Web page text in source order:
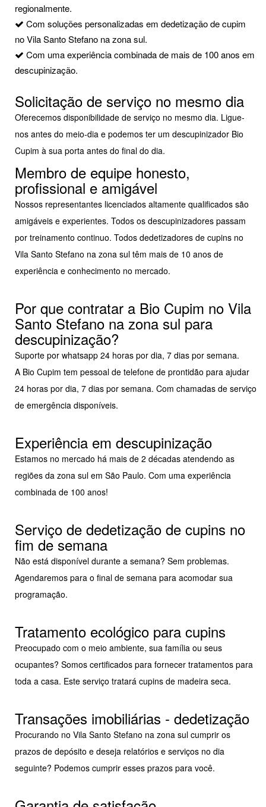
regionalmente.
Com soluções personalizadas em dedetização de cupim
no Vila Santo Stefano na zona sul.
Com uma experiência combinada de mais de 100 anos em
descupinização.
Solicitação de serviço no mesmo dia
Oferecemos disponibilidade de serviço no mesmo dia. Ligue-
nos antes do meio-dia e podemos ter um descupinizador Bio
Cupim à sua porta antes do final do dia.
Membro de equipe honesto,
profissional e amigável
Nossos representantes licenciados altamente qualificados são
amigáveis e experientes. Todos os descupinizadores passam
por treinamento continuo. Todos dedetizadores de cupins no
Vila Santo Stefano na zona sul têm mais de 10 anos de
experiência e conhecimento no mercado.
Por que contratar a Bio Cupim no Vila
Santo Stefano na zona sul para
descupinização?
Suporte por whatsapp 24 horas por dia, 7 dias por semana.
A Bio Cupim tem pessoal de telefone de prontidão para ajudar
24 horas por dia, 7 dias por semana. Com chamadas de serviço
de emergência disponíveis.
Experiência em descupinização
Estamos no mercado há mais de 2 décadas atendendo as
regiões da zona sul em São Paulo. Com uma experiência
combinada de 100 anos!
Serviço de dedetização de cupins no
fim de semana
Não está disponível durante a semana? Sem problemas.
Agendaremos para o final de semana para acomodar sua
programação.
Tratamento ecológico para cupins
Preocupado com o meio ambiente, sua família ou seus
ocupantes? Somos certificados para fornecer tratamentos para
toda a casa. Este serviço tratará cupins de madeira seca.
Transações imobiliárias - dedetização
Procurando no Vila Santo Stefano na zona sul cumprir os
prazos de depósito e deseja relatórios e serviços no dia
seguinte? Podemos cumprir esses prazos para você.